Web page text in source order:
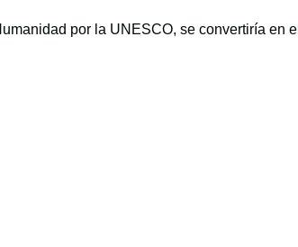
por la UNESCO, se convertiría en el